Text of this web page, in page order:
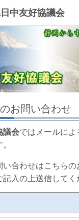
中友好協議会
お問い合わせ
議会ではメールに
い合わせはこちら
入の上送信してく